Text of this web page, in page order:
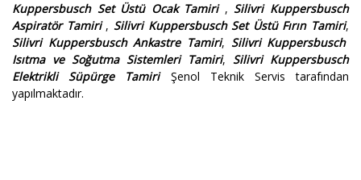
Kuppersbusch Set Üstü Ocak Tamiri , Silivri Kuppersbusch
Aspiratör Tamiri , Silivri Kuppersbusch Set Üstü Fırın Tamiri,
Silivri Kuppersbusch Ankastre Tamiri, Silivri Kuppersbusch
Isıtma ve Soğutma Sistemleri Tamiri, Silivri Kuppersbusch
Elektrikli Süpürge TamiriŞenol Teknik Servis tarafından
yapılmaktadır.